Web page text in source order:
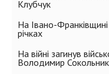
Клубчук
На Івано-Франківщині
річках
На війні загинув
Володимир Сокольник